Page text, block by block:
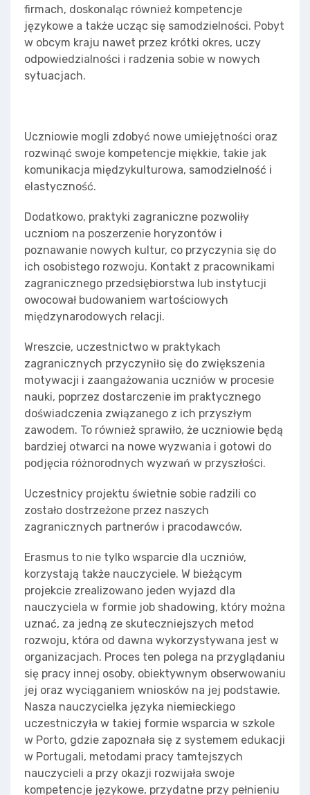
firmach, doskonaląc również kompetencje
językowe a także ucząc się samodzielności. Pobyt
w obcym kraju nawet przez krótki okres, uczy
odpowiedzialności i radzenia sobie w nowych
sytuacjach.
Uczniowie mogli zdobyć nowe umiejętności oraz
rozwinąć swoje kompetencje miękkie, takie jak
komunikacja międzykulturowa, samodzielność i
elastyczność.
Dodatkowo, praktyki zagraniczne pozwoliły
uczniom na poszerzenie horyzontów i
poznawanie nowych kultur, co przyczynia się do
ich osobistego rozwoju. Kontakt z pracownikami
zagranicznego przedsiębiorstwa lub instytucji
owocował budowaniem wartościowych
międzynarodowych relacji.
Wreszcie, uczestnictwo w praktykach
zagranicznych przyczyniło się do zwiększenia
motywacji i zaangażowania uczniów w procesie
nauki, poprzez dostarczenie im praktycznego
doświadczenia związanego z ich przyszłym
zawodem. To również sprawiło, że uczniowie będą
bardziej otwarci na nowe wyzwania i gotowi do
podjęcia różnorodnych wyzwań w przyszłości.
Uczestnicy projektu świetnie sobie radzili co
zostało dostrzeżone przez naszych
zagranicznych partnerów i pracodawców.
Erasmus to nie tylko wsparcie dla uczniów,
korzystają także nauczyciele. W bieżącym
projekcie zrealizowano jeden wyjazd dla
nauczyciela w formie job shadowing, który można
uznać, za jedną ze skuteczniejszych metod
rozwoju, która od dawna wykorzystywana jest w
organizacjach. Proces ten polega na przyglądaniu
się pracy innej osoby, obiektywnym obserwowaniu
jej oraz wyciąganiem wniosków na jej podstawie.
Nasza nauczycielka języka niemieckiego
uczestniczyła w takiej formie wsparcia w szkole
w Porto, gdzie zapoznała się z systemem edukacji
w Portugali, metodami pracy tamtejszych
nauczycieli a przy okazji rozwijała swoje
kompetencje językowe, przydatne przy pełnieniu